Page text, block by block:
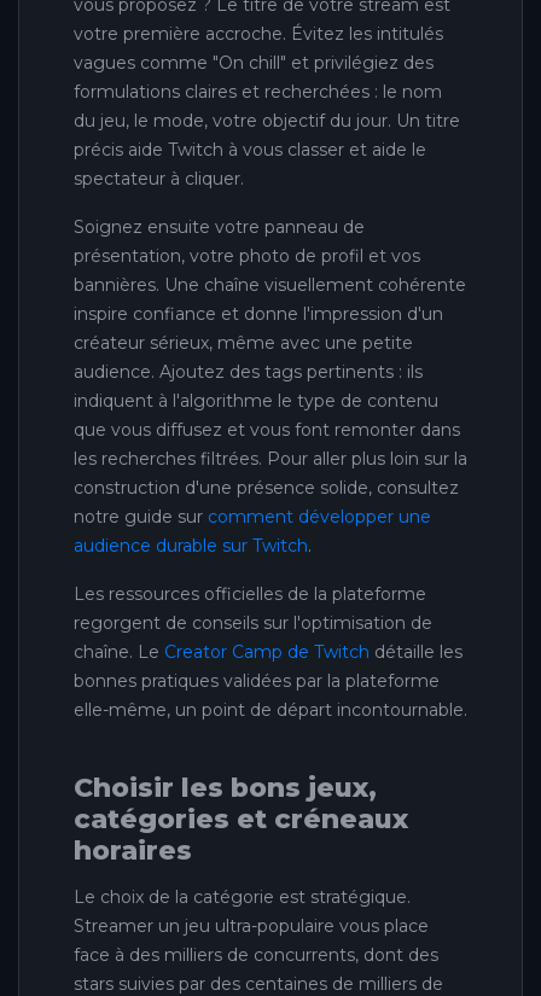
vous proposez ? Le titre de votre stream est
votre première accroche. Évitez les intitulés
vagues comme "On chill" et privilégiez des
formulations claires et recherchées : le nom
du jeu, le mode, votre objectif du jour. Un titre
précis aide Twitch à vous classer et aide le
spectateur à cliquer.
Soignez ensuite votre panneau de
présentation, votre photo de profil et vos
bannières. Une chaîne visuellement cohérente
inspire confiance et donne l'impression d'un
créateur sérieux, même avec une petite
audience. Ajoutez des tags pertinents : ils
indiquent à l'algorithme le type de contenu
que vous diffusez et vous font remonter dans
les recherches filtrées. Pour aller plus loin sur la
construction d'une présence solide, consultez
notre guide sur comment développer une
audience durable sur Twitch.
Les ressources officielles de la plateforme
regorgent de conseils sur l'optimisation de
chaîne. Le Creator Camp de Twitch détaille les
bonnes pratiques validées par la plateforme
elle-même, un point de départ incontournable.
Choisir les bons jeux,
catégories et créneaux
horaires
Le choix de la catégorie est stratégique.
Streamer un jeu ultra-populaire vous place
face à des milliers de concurrents, dont des
stars suivies par des centaines de milliers de